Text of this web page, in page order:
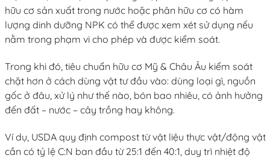
hữu cơ sản xuất trong nước hoặc phân hữu cơ có hàm
lượng dinh dưỡng NPK có thể được xem xét sử dụng nếu
nằm trong phạm vi cho phép và được kiểm soát.
Trong khi đó, tiêu chuẩn hữu cơ Mỹ & Châu Âu kiểm soát
chặt hơn ở cách dùng vật tư đầu vào: dùng loại gì, nguồn
gốc ở đâu, xử lý như thế nào, bón bao nhiêu, có ảnh hưởng
đến đất – nước – cây trồng hay không.
Ví dụ, USDA quy định compost từ vật liệu thực vật/động vật
cần có tỷ lệ C:N ban đầu từ 25:1 đến 40:1, duy trì nhiệt độ